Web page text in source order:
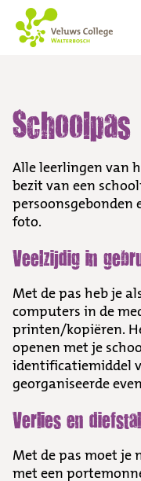
Schoolpas
Schoolpas
Alle leerlingen van
bezit van een
persoonsgebonden
foto.
Veelzijdig in
Met de pas heb je
computers in de
printen/kopiëren.
openen met je
identificatiemiddel
georganiseerde
Verlies en diefstal
Met de pas moet je
met een